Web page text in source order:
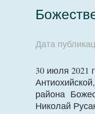
Дата
30 июля 2021
района
Николай